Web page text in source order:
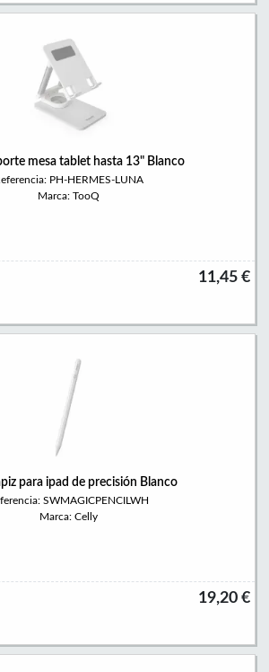
mesa tablet hasta 13" Blanco
PH-HERMES-LUNA
Marca: TooQ
11,45 €
para ipad de precisión Blanco
SWMAGICPENCILWH
Marca: Celly
19,20 €